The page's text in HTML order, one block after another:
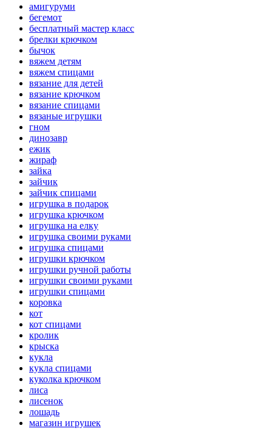
амигуруми
бегемот
бесплатный мастер класс
брелки крючком
бычок
вяжем детям
вяжем спицами
вязание для детей
вязание крючком
вязание спицами
вязаные игрушки
гном
динозавр
ежик
жираф
зайка
зайчик
зайчик спицами
игрушка в подарок
игрушка крючком
игрушка на елку
игрушка своими руками
игрушка спицами
игрушки крючком
игрушки ручной работы
игрушки своими руками
игрушки спицами
коровка
кот
кот спицами
кролик
крыска
кукла
кукла спицами
куколка крючком
лиса
лисенок
лошадь
магазин игрушек